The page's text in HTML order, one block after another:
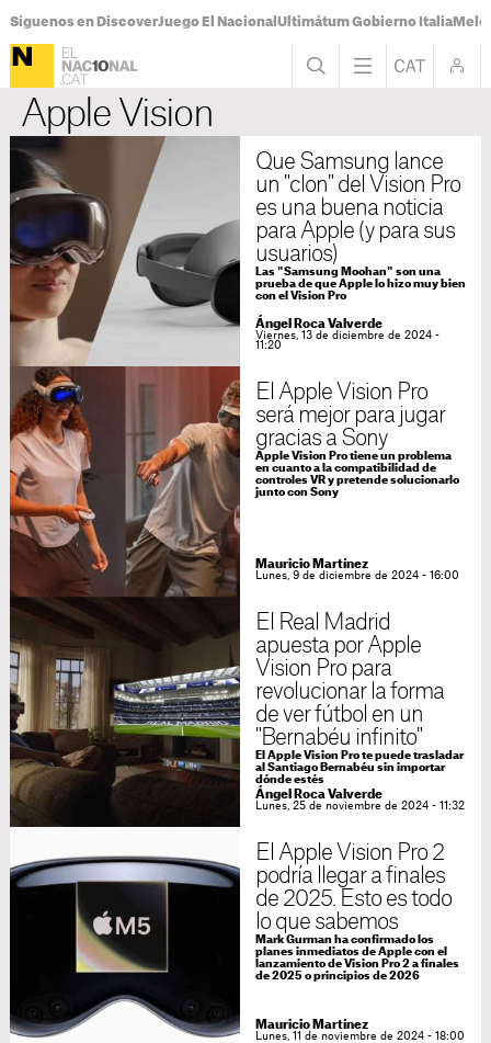
Síguenos en DiscoverJuego El Nacional Ultimátum Gobierno Italia
Apple Vision
Que Samsung lance
un "clon" del Vision Pro
es una buena noticia
para Apple (y para sus
usuarios)
Las "Samsung Moohan" son una
prueba de que Apple lo hizo muy bien
con el Vision Pro
Ángel Roca Valverde
Viernes, 13 de diciembre de 2024 -
11:20
El Apple Vision Pro
será mejor para jugar
gracias a Sony
Apple Vision Pro tiene un problema
en cuanto a la compatibilidad de
controles VR y pretende solucionarlo
junto con Sony
Mauricio Martínez
Lunes, 9 de diciembre de 2024 - 16:00
El Real Madrid
apuesta por Apple
Vision Pro para
revolucionar la forma
de ver fútbol en un
"Bernabéu infinito"
El Apple Vision Pro te puede trasladar
al Santiago Bernabéu sin importar
dónde estés
Ángel Roca Valverde
Lunes, 25 de noviembre de 2024 - 11:32
El Apple Vision Pro 2
podría llegar a finales
de 2025. Esto es todo
lo que sabemos
Mark Gurman ha confirmado los
planes inmediatos de Apple con el
lanzamiento de Vision Pro 2 a finales
de 2025 o principios de 2026
Mauricio Martínez
Lunes, 11 de noviembre de 2024 - 18:00